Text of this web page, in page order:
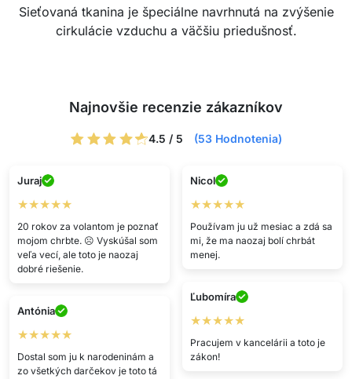
Sieťovaná tkanina je špeciálne navrhnutá na zvýšenie
cirkulácie vzduchu a väčšiu priedušnosť.
Najnovšie recenzie zákazníkov
4.5 / 5 (53 Hodnotenia)
Juraj
★★★★★
20 rokov za volantom je poznať
mojom chrbte. ☹ Vyskúšal som
veľa vecí, ale toto je naozaj
dobré riešenie.
Nicol
★★★★★
Používam ju už mesiac a zdá sa
mi, že ma naozaj bolí chrbát
menej.
Ľubomíra
★★★★★
Pracujem v kancelárii a toto je
zákon!
Antónia
★★★★★
Dostal som ju k narodeninám a
zo všetkých darčekov je toto tá